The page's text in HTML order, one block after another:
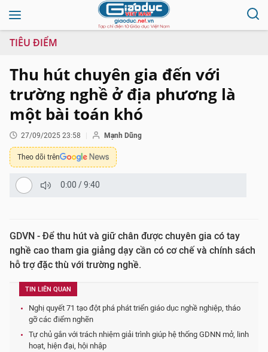
TIÊU ĐIỂM
Thu hút chuyên gia đến với
trường nghề ở địa phương là
một bài toán khó
27/09/2025 23:58 Mạnh Dũng
Theo dõi trên
0:00 /9:40
GDVN - Để thu hút và giữ chân được chuyên gia có tay
nghề cao tham gia giảng dạy cần có cơ chế và chính sách
hỗ trợ đặc thù với trường nghề.
TIN LIÊN QUAN
Nghị quyết 71 tạo đột phá phát triển giáo dục nghề nghiệp, tháo
gỡ các điểm nghẽn
Tự chủ gắn với trách nhiệm giải trình giúp hệ thống GDNN mở, linh
hoạt, hiện đại, hội nhập